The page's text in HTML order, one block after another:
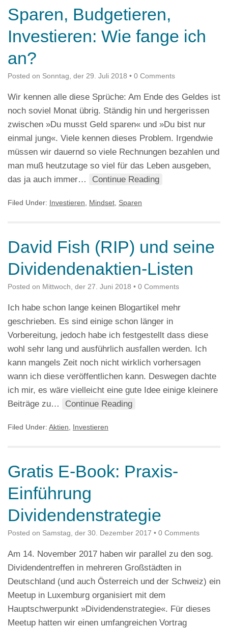
Sparen, Budgetieren,
Investieren: Wie fange ich
an?
Posted on Sonntag, der 29. Juli 2018 • 0 Comments
Wir kennen alle diese Sprüche: Am Ende des Geldes ist
noch soviel Monat übrig. Ständig hin und hergerissen
zwischen »Du musst Geld sparen« und »Du bist nur
einmal jung«. Viele kennen dieses Problem. Irgendwie
müssen wir dauernd so viele Rechnungen bezahlen und
man muß heutzutage so viel für das Leben ausgeben,
das ja auch immer…
Continue Reading
Filed Under: Investieren Mindset Sparen
David Fish (RIP) und seine
Dividendenaktien-Listen
Posted on Mittwoch, der 27. Juni 2018 • 0 Comments
Ich habe schon lange keinen Blogartikel mehr
geschrieben. Es sind einige schon länger in
Vorbereitung, jedoch habe ich festgestellt dass diese
wohl sehr lang und ausführlich ausfallen werden. Ich
kann mangels Zeit noch nicht wirklich vorhersagen
wann ich diese veröffentlichen kann. Deswegen dachte
ich mir, es wäre vielleicht eine gute Idee einige kleinere
Beiträge zu…
Continue Reading
Filed Under: Aktien Investieren
Gratis E-Book: Praxis-
Einführung
Dividendenstrategie
Posted on Samstag, der 30. Dezember 2017 • 0 Comments
Am 14. November 2017 haben wir parallel zu den sog.
Dividendentreffen in mehreren Großstädten in
Deutschland (und auch Österreich und der Schweiz) ein
Meetup in Luxemburg organisiert mit dem
Hauptschwerpunkt »Dividendenstrategie«. Für dieses
Meetup hatten wir einen umfangreichen Vortrag